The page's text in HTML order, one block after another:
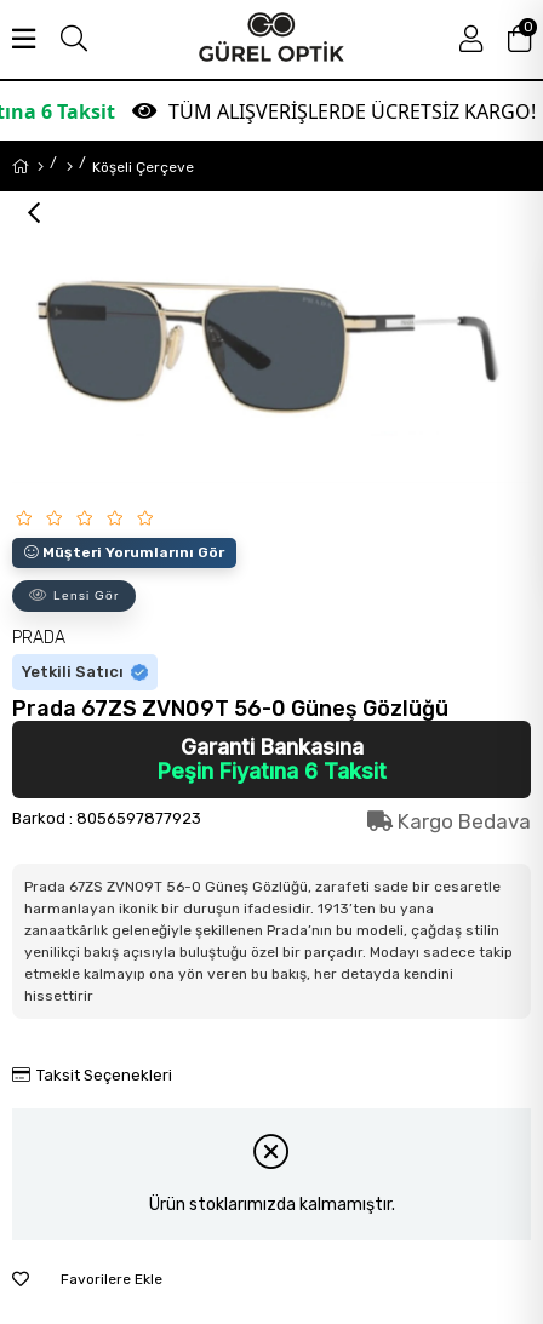
TÜM ALIŞVERİŞLERDE ÜCRETSİZ KARGO!
0
Köşeli Çerçeve
Müşteri Yorumlarını Gör
Lensi Gör
PRADA
Yetkili Satıcı
Prada 67ZS ZVN09T 56-0 Güneş Gözlüğü
Garanti Bankasına
Peşin Fiyatına 6 Taksit
Barkod : 8056597877923 Kargo Bedava
Prada 67ZS ZVN09T 56-0 Güneş Gözlüğü, zarafeti sade bir cesaretle
harmanlayan ikonik bir duruşun ifadesidir. 1913’ten bu yana
zanaatkârlık geleneğiyle şekillenen Prada’nın bu modeli, çağdaş stilin
yenilikçi bakış açısıyla buluştuğu özel bir parçadır. Modayı sadece takip
etmekle kalmayıp ona yön veren bu bakış, her detayda kendini
hissettirir
Taksit Seçenekleri
Ürün stoklarımızda kalmamıştır.
Favorilere Ekle